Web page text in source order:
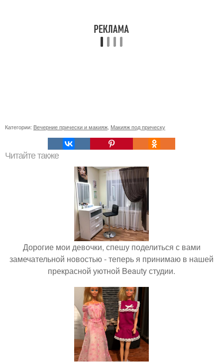
Категории: Вечерние прически и макияж Макияж под прическу
Читайте также
Дорогие мои девочки, спешу поделиться с вами
замечательной новостью - теперь я принимаю в нашей
прекрасной уютной Beauty студии.